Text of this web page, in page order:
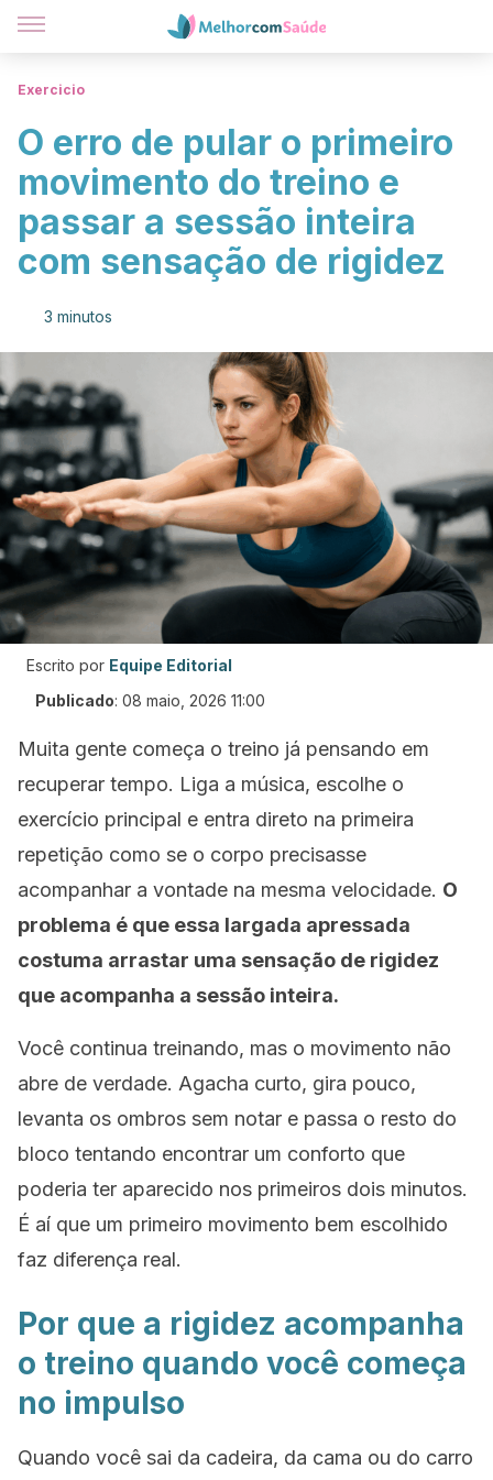
Exercicio
O erro de pular o primeiro
movimento do treino e
passar a sessão inteira
com sensação de rigidez
3 minutos
Escrito por Equipe Editorial
Publicado: 08 maio, 2026 11:00
Muita gente começa o treino já pensando em
recuperar tempo. Liga a música, escolhe o
exercício principal e entra direto na primeira
repetição como se o corpo precisasse
acompanhar a vontade na mesma velocidade. O
problema é que essa largada apressada
costuma arrastar uma sensação de rigidez
que acompanha a sessão inteira.
Você continua treinando, mas o movimento não
abre de verdade. Agacha curto, gira pouco,
levanta os ombros sem notar e passa o resto do
bloco tentando encontrar um conforto que
poderia ter aparecido nos primeiros dois minutos.
É aí que um primeiro movimento bem escolhido
faz diferença real.
Por que a rigidez acompanha
o treino quando você começa
no impulso
Quando você sai da cadeira, da cama ou do carro